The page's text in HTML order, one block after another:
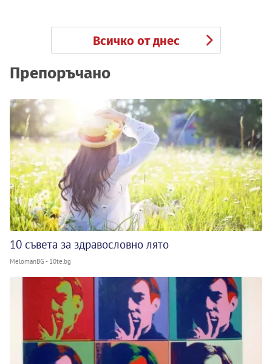
Всичко от днес
Препоръчано
10 съвета за здравословно лято
MelomanBG - 10te.bg